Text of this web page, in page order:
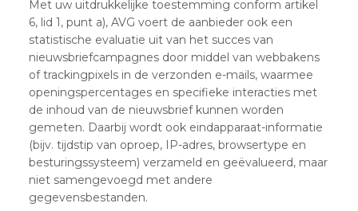
Met uw uitdrukkelijke toestemming conform artikel
6, lid 1, punt a), AVG voert de aanbieder ook een
statistische evaluatie uit van het succes van
nieuwsbriefcampagnes door middel van webbakens
of trackingpixels in de verzonden e-mails, waarmee
openingspercentages en specifieke interacties met
de inhoud van de nieuwsbrief kunnen worden
gemeten. Daarbij wordt ook eindapparaat-informatie
(bijv. tijdstip van oproep, IP-adres, browsertype en
besturingssysteem) verzameld en geëvalueerd, maar
niet samengevoegd met andere
gegevensbestanden.